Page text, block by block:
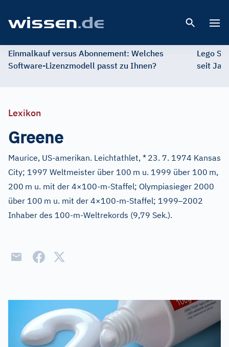
Einmalkauf versus Abonnement: Welches
Software-Lizenzmodell passt zu Ihnen?
Lego
seit
Lexikon
Greene
Maurice, US-amerikan. Leichtathlet, * 23. 7. 1974 Kansas
City; 1997 Weltmeister über 100 m u. 1999 über 100 m,
200 m u. mit der 4×100-m-Staffel; Olympiasieger 2000
über 100 m u. mit der 4×100-m-Staffel; 1999–2002
Inhaber des 100-m-Weltrekords (9,79 Sek.).